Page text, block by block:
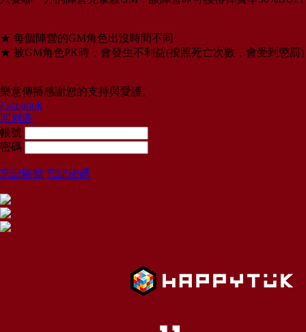
★ 每個陣營的GM角色出沒時間不同
★ 被GM角色PK時，會發生不利益(按照死亡次數，會受到懲罰)
樂意傳播感謝您的支持與愛護。
Facebook
回列表
帳號
密碼
忘記帳號 忘記密碼